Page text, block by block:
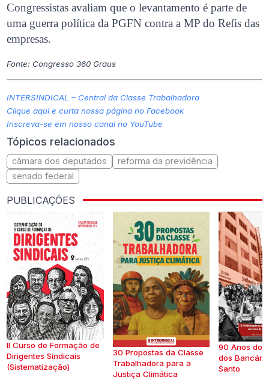
Congressistas avaliam que o levantamento é parte de
uma guerra política da PGFN contra a MP do Refis das
empresas.
Fonte: Congresso 360 Graus
INTERSINDICAL – Central da Classe Trabalhadora
Clique aqui e curta nossa página no Facebook
Inscreva-se em nosso canal no YouTube
Tópicos relacionados
câmara dos deputados
reforma da previdência
senado federal
PUBLICAÇÕES
II Curso de Formação de
Dirigentes Sindicais
(Sistematização)
30 Propostas da Classe
Trabalhadora para a
Justiça Climática
90 Anos do
dos
Santo